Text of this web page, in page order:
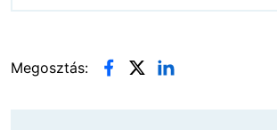
Megosztás: